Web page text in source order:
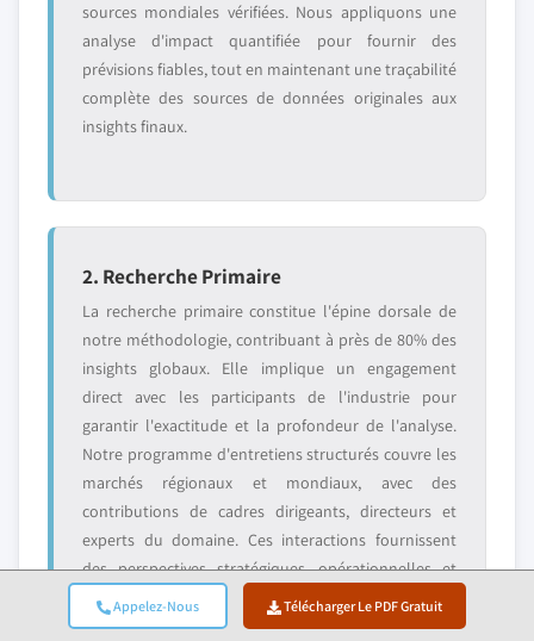
Appelez-Nous Télécharger Le PDF Gratuit
sources mondiales vérifiées. Nous appliquons une
analyse d'impact quantifiée pour fournir des
prévisions fiables, tout en maintenant une traçabilité
complète des sources de données originales aux
insights finaux.
2. Recherche Primaire
La recherche primaire constitue l'épine dorsale de
notre méthodologie, contribuant à près de 80% des
insights globaux. Elle implique un engagement
direct avec les participants de l'industrie pour
garantir l'exactitude et la profondeur de l'analyse.
Notre programme d'entretiens structurés couvre les
marchés régionaux et mondiaux, avec des
contributions de cadres dirigeants, directeurs et
experts du domaine. Ces interactions fournissent
des perspectives stratégiques, opérationnelles et
techniques, permettant des insights complets et des
prévisions de marché fiables.